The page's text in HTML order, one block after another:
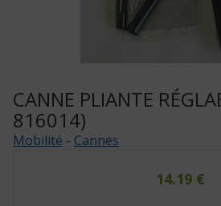
CANNE PLIANTE
816014)
Mobilité - Cannes
14.19 €